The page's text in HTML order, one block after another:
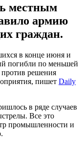
местным
армию
граждан.
в конце июня и
погибли по меньшей
против решения
пишет Daily
в ряде случаев
Все это
промышленности и